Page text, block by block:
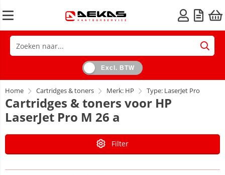
Excl. BTW
Home Cartridges & toners Merk: HP Type: LaserJet Pro
Cartridges & toners voor HP
LaserJet Pro M 26 a
Filter